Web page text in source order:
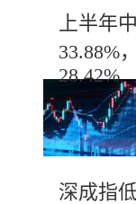
上半年
33.88%
28.42%
深成指